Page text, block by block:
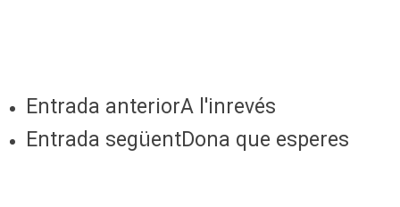
Entrada anteriorA l'inrevés
Entrada següentDona que esperes